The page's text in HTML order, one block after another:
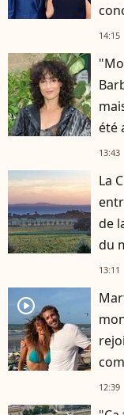
14:15
été
13:43
La
de
du
13:11
player2
12:39